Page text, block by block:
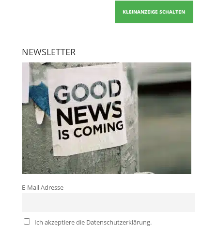
KLEINANZEIGE SCHALTEN
NEWSLETTER
E-Mail Adresse
Ich akzeptiere die Datenschutzerklärung.